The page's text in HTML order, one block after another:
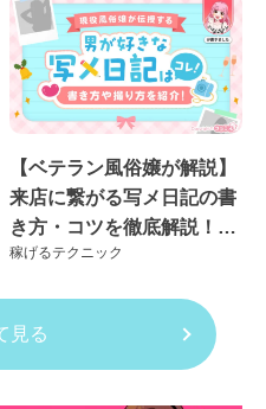
【ベテラン風俗嬢が解説】
来店に繋がる写メ日記の書
き方・コツを徹底解説！良
くない例も紹介
稼げるテクニック
見る